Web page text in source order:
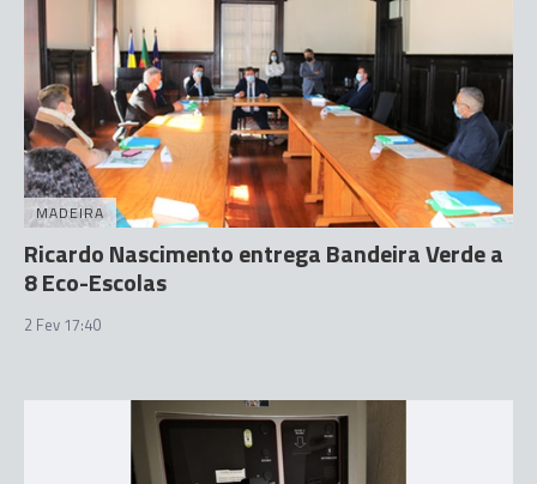
MADEIRA
Ricardo Nascimento entrega Bandeira Verde a
8 Eco-Escolas
2 Fev 17:40